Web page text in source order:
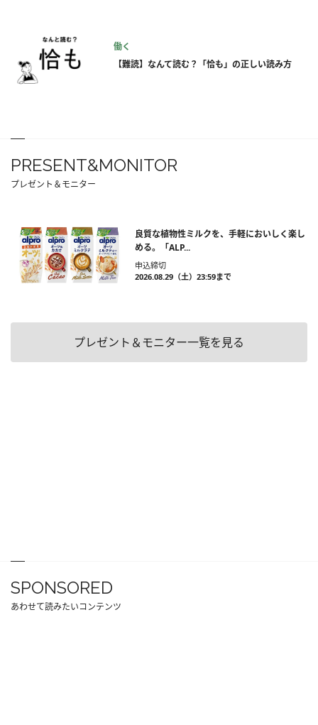
働く
【難読】なんて読む？「恰も」の正しい読み方
PRESENT&MONITOR
プレゼント＆モニター
良質な植物性ミルクを、手軽においしく楽し
める。「ALP...
申込締切
2026.08.29（土）23:59まで
プレゼント＆モニター一覧を見る
SPONSORED
あわせて読みたいコンテンツ